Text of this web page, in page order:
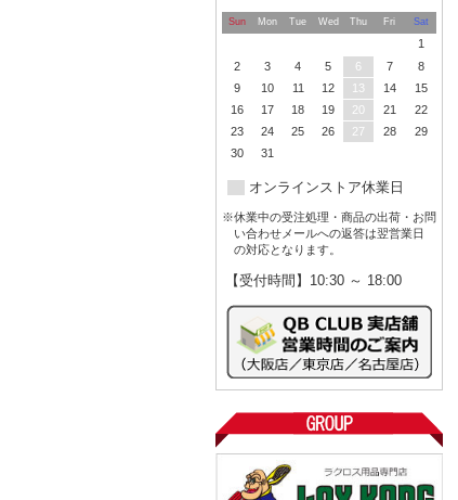
Sun Mon Tue Wed Thu Fri Sat
1
2
3 4 5 6 7
8
9
10 11 12 13 14
15
16
17 18 19 20 21
22
23
24 25 26 27 28
29
30
31
オンラインストア休業日
※休業中の受注処理・商品の出荷・お問
い合わせメールへの返答は翌営業日
の対応となります。
【受付時間】10:30 ～ 18:00